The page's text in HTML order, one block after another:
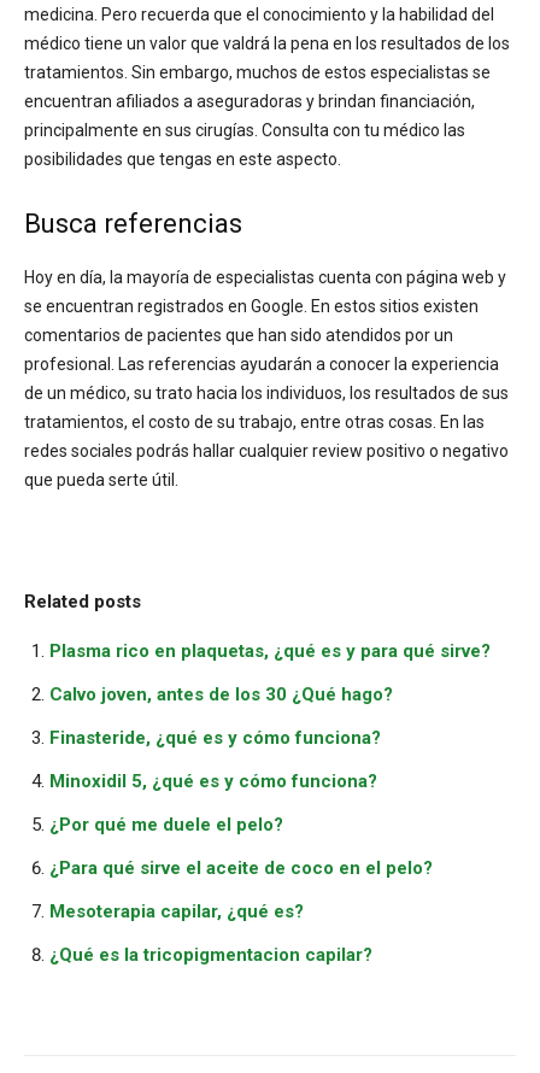
medicina. Pero recuerda que el conocimiento y la habilidad del
médico tiene un valor que valdrá la pena en los resultados de los
tratamientos. Sin embargo, muchos de estos especialistas se
encuentran afiliados a aseguradoras y brindan financiación,
principalmente en sus cirugías. Consulta con tu médico las
posibilidades que tengas en este aspecto.
Busca referencias
Hoy en día, la mayoría de especialistas cuenta con página web y
se encuentran registrados en Google. En estos sitios existen
comentarios de pacientes que han sido atendidos por un
profesional. Las referencias ayudarán a conocer la experiencia
de un médico, su trato hacia los individuos, los resultados de sus
tratamientos, el costo de su trabajo, entre otras cosas. En las
redes sociales podrás hallar cualquier review positivo o negativo
que pueda serte útil.
Related posts
Plasma rico en plaquetas, ¿qué es y para qué sirve?
Calvo joven, antes de los 30 ¿Qué hago?
Finasteride, ¿qué es y cómo funciona?
Minoxidil 5, ¿qué es y cómo funciona?
¿Por qué me duele el pelo?
¿Para qué sirve el aceite de coco en el pelo?
Mesoterapia capilar, ¿qué es?
¿Qué es la tricopigmentacion capilar?